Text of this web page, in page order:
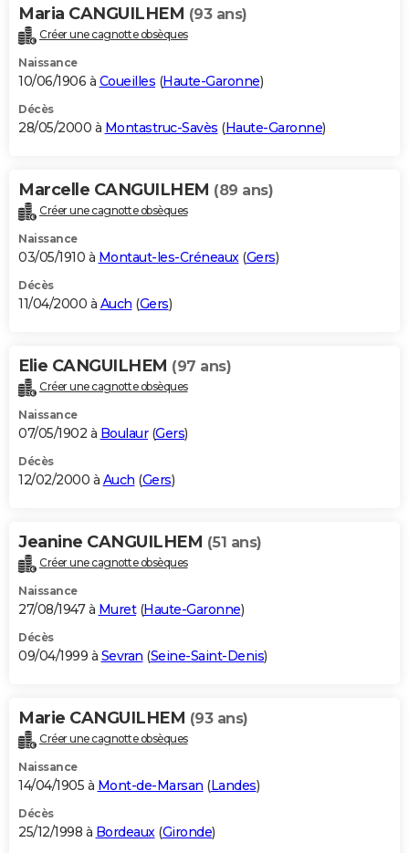
Maria CANGUILHEM (93 ans)
Créer une cagnotte obsèques
Naissance
10/06/1906 à Coueilles (Haute-Garonne)
Décès
28/05/2000 à Montastruc-Savès (Haute-Garonne)
Marcelle CANGUILHEM (89 ans)
Créer une cagnotte obsèques
Naissance
03/05/1910 à Montaut-les-Créneaux(Gers)
Décès
11/04/2000 à Auch (Gers)
Elie CANGUILHEM (97 ans)
Créer une cagnotte obsèques
Naissance
07/05/1902 à Boulaur(Gers)
Décès
12/02/2000 à Auch (Gers)
Jeanine CANGUILHEM (51 ans)
Créer une cagnotte obsèques
Naissance
27/08/1947 à Muret(Haute-Garonne)
Décès
09/04/1999 à Sevran (Seine-Saint-Denis)
Marie CANGUILHEM (93 ans)
Créer une cagnotte obsèques
Naissance
14/04/1905 à Mont-de-Marsan (Landes)
Décès
25/12/1998 à Bordeaux(Gironde)